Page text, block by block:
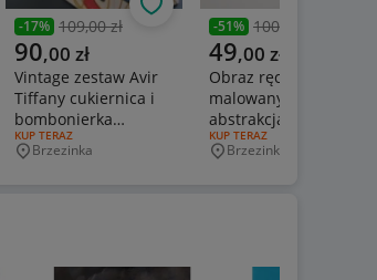
Poprzednia cena
-17% 109,00 zł
Aktualna cena
90,00 zł
Vintage zestaw Avir
Tiffany cukiernica i
bombonierka
pudełko
RODZAJ OFERTY:
KUP TERAZ
Miejscowość
Brzezinka
Obserwuj
Poprzednia cena
-51% 100,00 zł
Aktualna cena
49,00 zł
Obraz ręcznie
malowany 40x40
abstrakcja fioletowa
fluid art
RODZAJ OFERTY:
KUP TERAZ
Miejscowość
Brzezinka